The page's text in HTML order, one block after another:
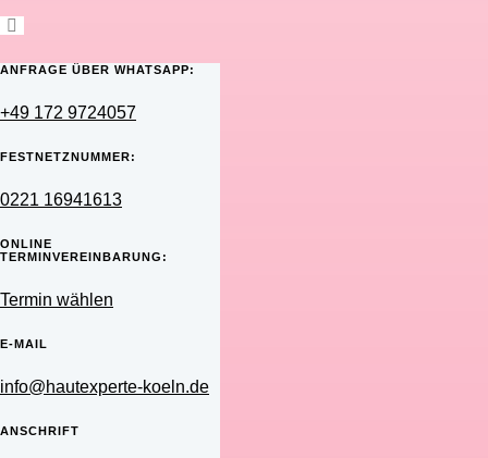
ANFRAGE ÜBER WHATSAPP:
+49 172 9724057
FESTNETZNUMMER:
0221 16941613
ONLINE
TERMINVEREINBARUNG:
Termin wählen
E-MAIL
info@hautexperte-koeln.de
ANSCHRIFT